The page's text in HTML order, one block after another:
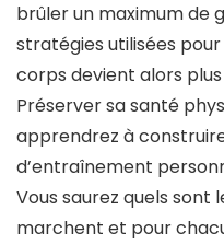
brûler un maximum de
stratégies utilisées
corps devient alors
Préserver sa santé
apprendrez à
d’entraînement
Vous saurez quels sont
marchent et pour